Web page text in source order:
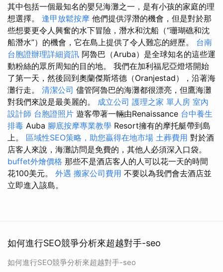
其中包括一個最知名的嬰兒海灘之一，是有小孩的家庭的理
想選擇。 逢甲放鬆按摩 他們提供浮潛的機會，但是對於那
些想要更令人興奮的水下冒險，潛水和沈船（“珊瑚礁和沈
船潛水”）的機會，它在島上提供了令人難忘的經歷。 台南
台胞證辦理詳細資訊 阿魯巴（Aruba）是全球知名的這些運
動粉絲的眾所周知的目的地。 我們在加利福尼亞燈塔開始
了第一天，然後回到奧蘭傑斯塔德（Oranjestad），沿著海
灘行走。 清潔公司 儘管阿魯巴的海灘都很漂亮，但鷹海灘
對我們來說是最美麗的。 成立公司 護理之家 單人房 室內
設計師 台胞證照片 遊客帶著一輛由Renaissance 台中養生
排毒 Auba 腳底按摩專業教學 Resort擁有的摩托艇帶到島
上。 區域性SEO策略，助您贏得在地市場 土葬費用 對於酒
店客人來說，海灘訪問是免費的，其他人必須深入口袋。
buffet外燴價格 那些不是酒店客人的人可以花一天的時間
花100美元。 外遇 搬家公司費用 不要以為我們會去酒店並
立即進入該島。
如何進行SEO競爭分析來超越對手-seo
如何進行SEO競爭分析來超越對手-seo